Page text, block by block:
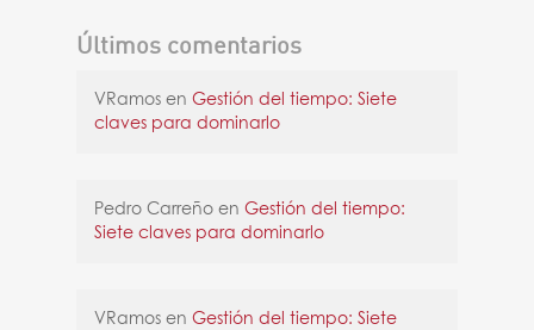
Últimos comentarios
VRamos en Gestión del tiempo: Siete
claves para dominarlo
Pedro Carreño en Gestión del tiempo:
Siete claves para dominarlo
VRamos en Gestión del tiempo: Siete